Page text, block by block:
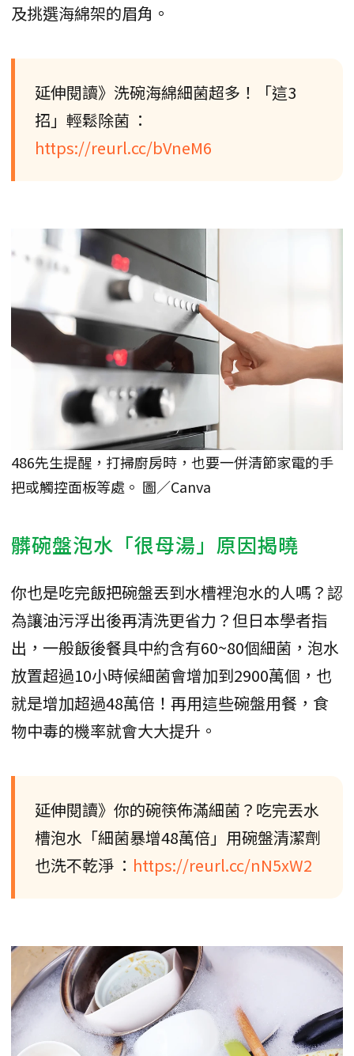
及挑選海綿架的眉角。
延伸閱讀》洗碗海綿細菌超多！「這3
招」輕鬆除菌 ：
https://reurl.cc/bVneM6
486先生提醒，打掃廚房時，也要一併清節家電的手
把或觸控面板等處。 圖／Canva
髒碗盤泡水「很母湯」原因揭曉
你也是吃完飯把碗盤丟到水槽裡泡水的人嗎？認
為讓油污浮出後再清洗更省力？但日本學者指
出，一般飯後餐具中約含有60~80個細菌，泡水
放置超過10小時候細菌會增加到2900萬個，也
就是增加超過48萬倍！再用這些碗盤用餐，食
物中毒的機率就會大大提升。
延伸閱讀》你的碗筷佈滿細菌？吃完丟水
槽泡水「細菌暴增48萬倍」用碗盤清潔劑
也洗不乾淨 ： https://reurl.cc/nN5xW2